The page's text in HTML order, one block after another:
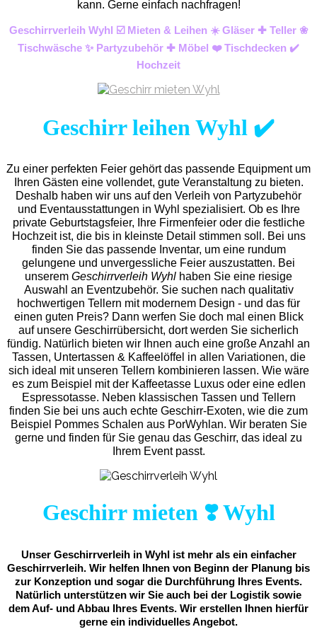
kann. Gerne einfach nachfragen!
Geschirrverleih Wyhl ☑️ Mieten & Leihen ☀️ Gläser ✚ Teller ❀
Tischwäsche ✨ Partyzubehör ✚ Möbel ❤️ Tischdecken ✔️
Hochzeit
Geschirr leihen Wyhl ✔️
Zu einer perfekten Feier gehört das passende Equipment um
Ihren Gästen eine vollendet, gute Veranstaltung zu bieten.
Deshalb haben wir uns auf den Verleih von Partyzubehör
und Eventausstattungen in Wyhl spezialisiert. Ob es Ihre
private Geburtstagsfeier, Ihre Firmenfeier oder die festliche
Hochzeit ist, die bis in kleinste Detail stimmen soll. Bei uns
finden Sie das passende Inventar, um eine rundum
gelungene und unvergess liche Feier auszustatten. Bei
unserem Geschirrverleih Wyhl haben Sie eine riesige
Auswahl an Eventzubehör. Sie suchen nach qualitativ
hochwertigen Tellern mit modernem Design - und das für
einen guten Preis? Dann werfen Sie doch mal einen Blick
auf unsere Geschirrübersicht, dort werden Sie sicherlich
fündig. Natürlich bieten wir Ihnen auch eine große Anzahl an
Tassen, Untertassen & Kaffeelöffel in allen Variationen, die
sich ideal mit unseren Tellern kombinieren lassen. Wie wäre
es zum Beispiel mit der Kaffeetasse Luxus oder eine edlen
Espressotasse. Neben klassischen Tassen und Tellern
finden Sie bei uns auch echte Geschirr-Exoten, wie die zum
Beispiel Pommes Schalen aus PorWyhlan. Wir beraten Sie
gerne und finden für Sie genau das Geschirr, das ideal zu
Ihrem Event passt.
Geschirr mieten ❣️ Wyhl
Unser Geschirrverleih in Wyhl ist mehr als ein einfacher
Geschirrverleih. Wir helfen Ihnen von Beginn der Planung bis
zur Konzeption und sogar die Durchführung Ihres Events.
Natürlich unterstützen wir Sie auch bei der Logistik sowie
dem Auf- und Abbau Ihres Events. Wir erstellen Ihnen hierfür
gerne ein individuelles Angebot.